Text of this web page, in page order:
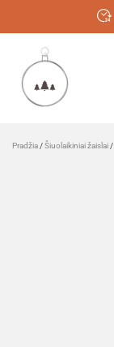
Pradžia /Šiuolaikiniai žaislai /